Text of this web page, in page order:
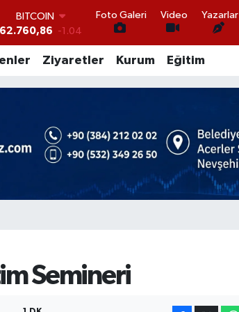
BITCOIN
62.760,86 -1.04
DOLAR
47,5452 0.05
54,8242 0.01
GRAM ALTIN
6215.59 0.65
BİST100
Foto Galeri Video Yazarlar
Ziyaretler Kurum Eğitim
Semineri